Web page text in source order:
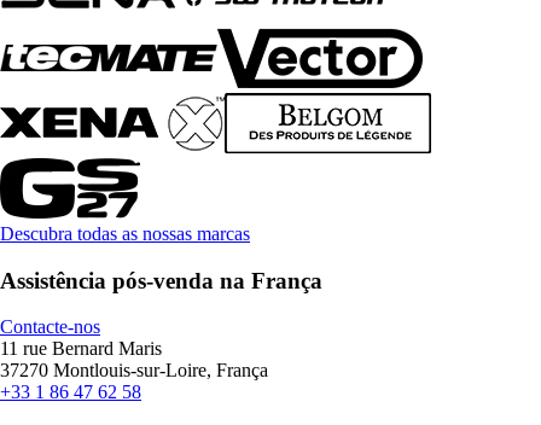
Descubra todas as nossas marcas
Assistência pós-venda na França
Contacte-nos
11 rue Bernard Maris
37270 Montlouis-sur-Loire, França
+33 1 86 47 62 58